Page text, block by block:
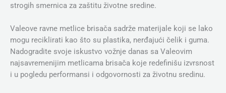
strogih smernica za zaštitu životne sredine.
Valeove ravne metlice brisača sadrže materijale koji se lako
mogu reciklirati kao što su plastika, nerđajući čelik i guma.
Nadogradite svoje iskustvo vožnje danas sa Valeovim
najsavremenijim metlicama brisača koje redefinišu izvrsnost
i u pogledu performansi i odgovornosti za životnu sredinu.